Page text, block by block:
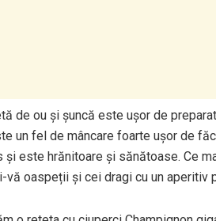
de ou și șuncă este ușor de
un fel de mâncare foarte ușor de
este hrănitoare și sănătoase. Ce
vă oaspeții și cei dragi cu un aperitiv